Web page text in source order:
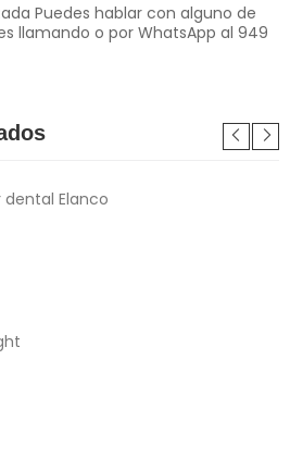
Puedes hablar con alguno de
llamando o por WhatsApp al 949
dental Elanco